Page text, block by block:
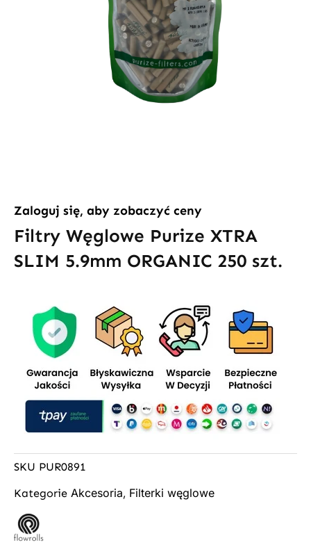
Zaloguj się, aby zobaczyć ceny
Filtry Węglowe Purize XTRA
SLIM 5.9mm ORGANIC 250 szt.
SKU PUR0891
Kategorie Akcesoria, Filterki węglowe